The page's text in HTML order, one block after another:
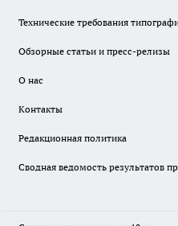
Технические требования
Обзорные статьи и пресс-релизы
О нас
Контакты
Редакционная политика
Сводная ведомость результатов